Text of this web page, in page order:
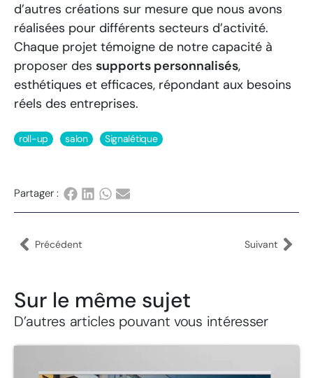
d’autres créations sur mesure que nous avons
réalisées pour différents secteurs d’activité.
Chaque projet témoigne de notre capacité à
proposer des supports personnalisés,
esthétiques et efficaces, répondant aux besoins
réels des entreprises.
roll-up salon Signalétique
Partager :
Précédent Suivant
Sur le même sujet
D’autres articles pouvant vous intéresser